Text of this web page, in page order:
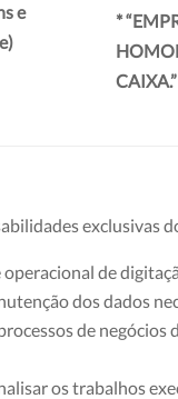
e
*
CAIXA.”
exclusivas
operacional de
dos dados
de negócios
os trabalhos